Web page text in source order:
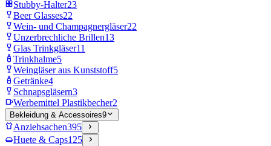
Stubby-Halter23
Beer Glasses22
Wein- und Champagnergläser22
Unzerbrechliche Brillen13
Glas Trinkgläser11
Trinkhalme5
Weingläser aus Kunststoff5
Getränke4
Schnapsgläsern3
Werbemittel Plastikbecher2
Bekleidung & Accessoires9
Anziehsachen395
Huete & Caps125